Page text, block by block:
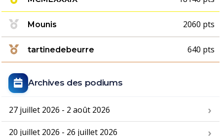
Mounis 2060 pts
tartinedebeurre 640 pts
Archives des podiums
27 juillet 2026 - 2 août 2026
20 juillet 2026 - 26 juillet 2026